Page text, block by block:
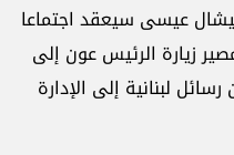
عيسى سيعقد اجتماعا
زيارة الرئيس عون إلى
لبنانية إلى الإدارة